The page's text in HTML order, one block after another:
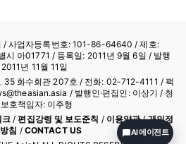
/사업자등록번호: 101-86-64640 / 제호:
시 아01771 / 등록일: 2011년 9월 6일 / 발행
2011년 11월 11일
35 화수회관 207호 / 전화: 02-712-4111 / 팩
/ 발행인·편집인: 이상기 / 청
호책임자: 이주형
크 /편집강령 및 보도준칙 / 이용약관/개인정
침 / CONTACT US
AI 에이전트